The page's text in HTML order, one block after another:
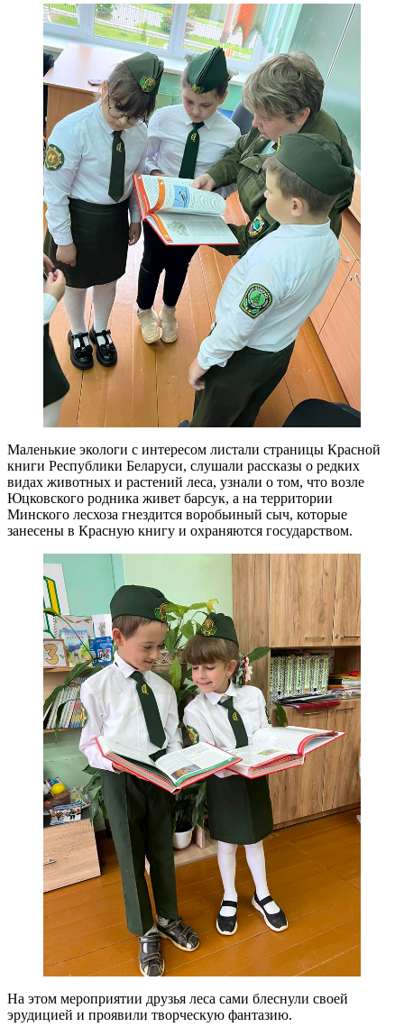
Маленькие экологи с интересом листали страницы Красной
книги Республики Беларуси, слушали рассказы о редких
видах животных и растений леса, узнали о том, что возле
Юцковского родника живет барсук, а на территории
Минского лесхоза гнездится воробьиный сыч, которые
занесены в Красную книгу и охраняются государством.
На этом мероприятии друзья леса сами блеснули своей
эрудицией и проявили творческую фантазию.